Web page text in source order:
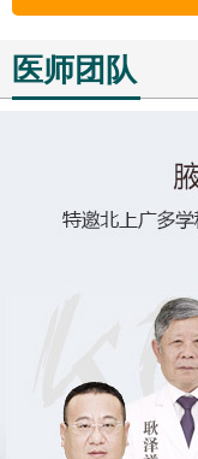
医师团队